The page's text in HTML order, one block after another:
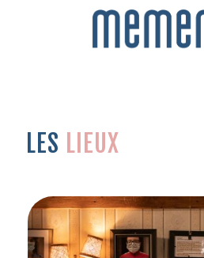
LES LIEUX